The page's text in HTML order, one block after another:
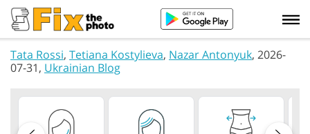
Tata Rossi, Tetiana Kostylieva, Nazar Antonyuk, 2026-
07-31, Ukrainian Blog